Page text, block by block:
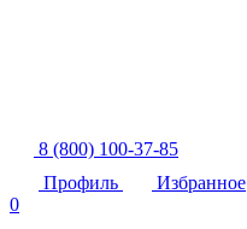
8 (800) 100-37-85
Профиль
Избранное
0